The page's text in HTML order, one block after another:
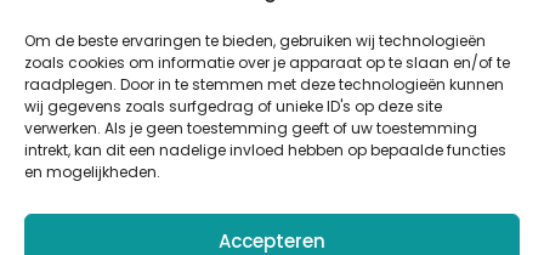
Om de beste ervaringen te bieden, gebruiken wij technologieën
zoals cookies om informatie over je apparaat op te slaan en/of te
raadplegen. Door in te stemmen met deze technologieën kunnen
wij gegevens zoals surfgedrag of unieke ID's op deze site
verwerken. Als je geen toestemming geeft of uw toestemming
intrekt, kan dit een nadelige invloed hebben op bepaalde functies
en mogelijkheden.
Accepteren
Artikelen
Cases
Events
Podcast
nlmtd x
Volg ons